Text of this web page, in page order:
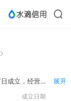
简介：河北干瑞新能源科技有限公司,2016年06月07日成立，经营范围包括许可项目：建设工程设计；建设工程施工；烟草制品零售。（依法须经批准的项目，经相关部门批准后方可开展经营活动，具体经营项目以相关部门批准文件或许可证件为准）一般项目：技术服务、技术开发、技术咨询、技术交流、技术转让、技术推广；软件开发；建筑材料销售；交通设施维修；专业保洁、清洗、消毒服务；电子、机械设备维护（不含特种设备）；机械设备租赁；消防器材销售；安防设备销售；办公设备销售；五金产品批发；五金产品零售；服装服饰批发；服装服饰零售；鞋帽批发；鞋帽零售；针纺织品销售；食品销售（仅销售预包装食品）。（除依法须经批准的项目外，凭营业执照依法自主开展经营活动） 展开
成立日期